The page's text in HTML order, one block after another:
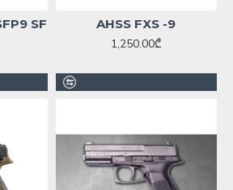
SF
AHSS FXS -9
1,250.00₾